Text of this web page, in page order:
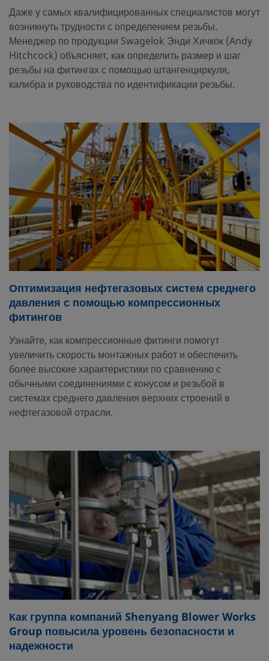
Даже у самых квалифицированных специалистов могут
возникнуть трудности с определением резьбы.
Менеджер по продукции Swagelok Энди Хичкок (Andy
Hitchcock) объясняет, как определить размер и шаг
резьбы на фитингах с помощью штангенциркуля,
калибра и руководства по идентификации резьбы.
Оптимизация нефтегазовых систем среднего
давления с помощью компрессионных
фитингов
Узнайте, как компрессионные фитинги помогут
увеличить скорость монтажных работ и обеспечить
более высокие характеристики по сравнению с
обычными соединениями с конусом и резьбой в
системах среднего давления верхних строений в
нефтегазовой отрасли.
Как группа компаний Shenyang Blower Works
Group повысила уровень безопасности и
надежности